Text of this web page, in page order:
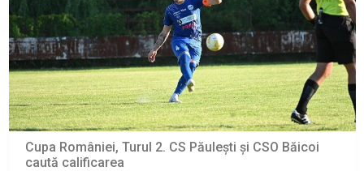
Cupa României, Turul 2. CS Păulești și CSO Băicoi
caută calificarea